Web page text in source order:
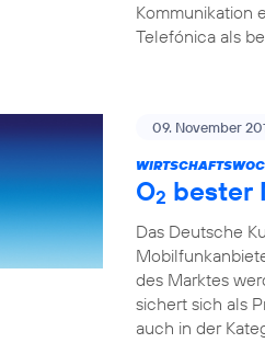
Kommunikation
Telefónica als
09. November
O2 bester
Das Deutsche
des Marktes
sichert sich als
auch in der